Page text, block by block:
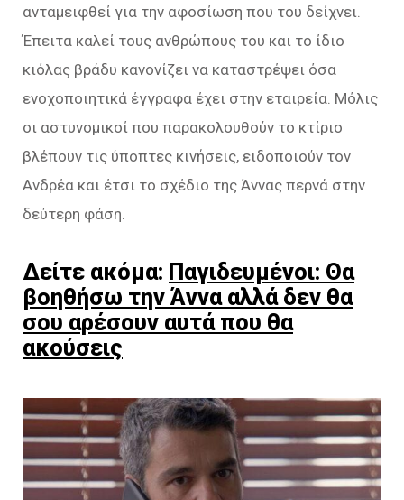
ανταμειφθεί για την αφοσίωση που του δείχνει.
Έπειτα καλεί τους ανθρώπους του και το ίδιο
κιόλας βράδυ κανονίζει να καταστρέψει όσα
ενοχοποιητικά έγγραφα έχει στην εταιρεία. Μόλις
οι αστυνομικοί που παρακολουθούν το κτίριο
βλέπουν τις ύποπτες κινήσεις, ειδοποιούν τον
Ανδρέα και έτσι το σχέδιο της Άννας περνά στην
δεύτερη φάση.
Δείτε ακόμα: Παγιδευμένοι: Θα
βοηθήσω την Άννα αλλά δεν θα
σου αρέσουν αυτά που θα
ακούσεις